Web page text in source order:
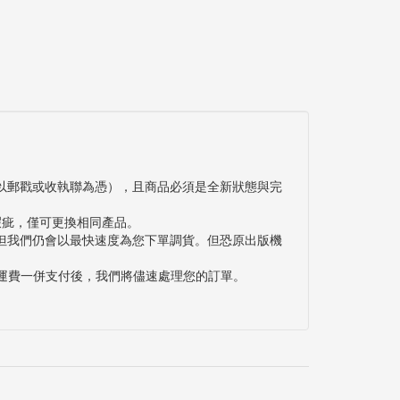
戳或收執聯為憑），且商品必須是全新狀態與完
，僅可更換相同產品。
們仍會以最快速度為您下單調貨。但恐原出版機
一併支付後，我們將儘速處理您的訂單。